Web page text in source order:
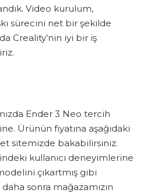
Video kurulum,
sürecini net bir şekilde
Creality’nin iyi bir iş
Ender 3 Neo tercih
Ürünün fiyatına aşağıdaki
sitemizde bakabilirsiniz.
kullanıcı deneyimlerine
çıkartmış gibi
sonra mağazamızın